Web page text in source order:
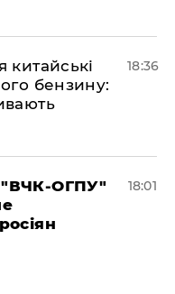
китайські
бензину:
18:36
"ВЧК-ОГПУ"
18:01